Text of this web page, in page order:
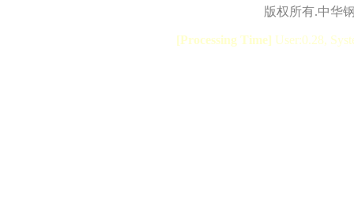
版权所有.中华
[Processing Time] User:0.28,